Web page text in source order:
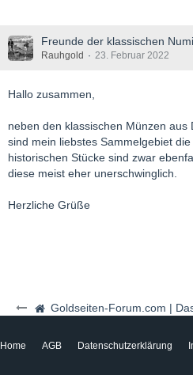
Goldseiten-Forum.com | Das
Freunde der klassischen
Rauhgold 23. Februar 2022
Hallo zusammen,
neben den klassischen Münzen aus
sind mein liebstes Sammelgebiet
historischen Stücke sind zwar
diese meist eher unerschwinglich.
Herzliche Grüße
Home AGB Datenschutzerklärung